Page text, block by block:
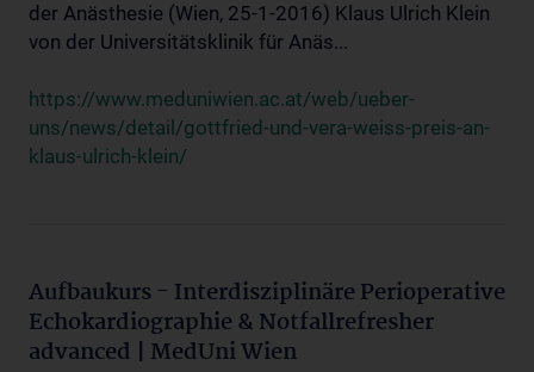
der Anästhesie (Wien, 25-1-2016) Klaus Ulrich Klein
von der Universitätsklinik für Anäs...
https://www.meduniwien.ac.at/web/ueber-
uns/news/detail/gottfried-und-vera-weiss-preis-an-
klaus-ulrich-klein/
Aufbaukurs - Interdisziplinäre Perioperative
Echokardiographie & Notfallrefresher
advanced | MedUni Wien